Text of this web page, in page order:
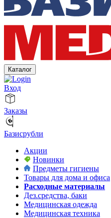
Каталог
Вход
Заказы
Базисрубли
Акции
Новинки
Предметы гигиены
Товары для дома и офиса
Расходные материалы
Дез.средства, баки
Медицинская одежда
Медицинская техника